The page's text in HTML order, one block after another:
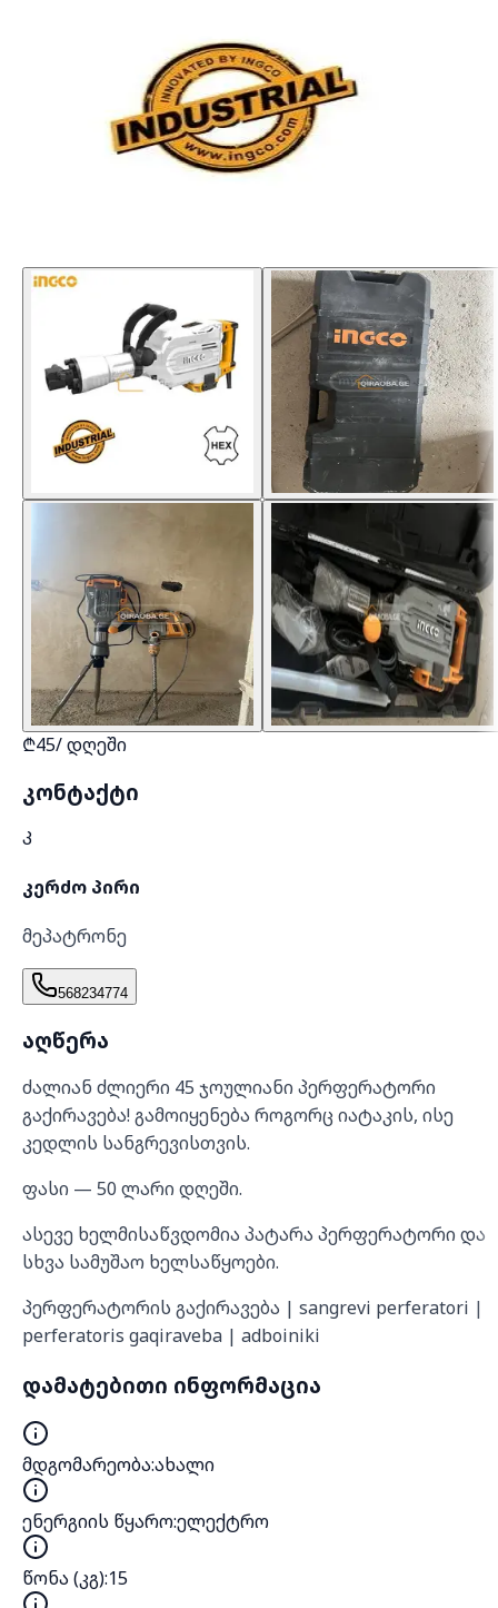
₾45/დღეში
კონტაქტი
Კ
კერძო პირი
მეპატრონე
568234774
აღწერა
ძალიან ძლიერი 45 ჯოულიანი პერფერატორი
გაქირავება! გამოიყენება როგორც იატაკის, ისე
კედლის სანგრევისთვის.
ფასი — 50 ლარი დღეში.
ასევე ხელმისაწვდომია პატარა პერფერატორი და
სხვა სამუშაო ხელსაწყოები.
პერფერატორის გაქირავება | sangrevi perferatori |
perferatoris gaqiraveba | adboiniki
დამატებითი ინფორმაცია
მდგომარეობა:ახალი
ენერგიის წყარო:ელექტრო
წონა (კგ):15